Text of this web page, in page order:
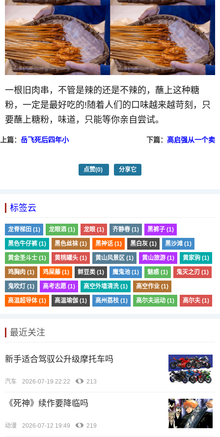
一根旧肉串，不管是辣的还是不辣的，蘸上这种糖
粉，一定是最好吃的!随着人们的口味越来越苛刻，只
要蘸上糖粉，味道，只能等你亲自尝试。
上篇： 岳飞死后四年小
下篇： 高启强从一个卖
点赞(0) 分享它
标签云
龙脊梯田 (1) 龙眼酒 (1) 龙眼 (1) 齐静春 (1) 黑裤子 (1)
黑色牛仔裤 (1) 黑色丝袜 (1) 黑神话 (1) 黑白灰 (1) 黑沙滩 (1)
黄金圣斗士 (1) 黄桃罐头 (1) 黄山风景区 (1) 黄山旅游 (1) 黄家驹 (1)
鸡胸肉 (1) 鸡屎藤 (1) 鲜豆类 (1) 魔鬼池 (1) 魅惑 (1) 鬼灭之刃 (1)
鬼吹灯 (1) 高考志愿 (1) 高空外墙清洗 (1) 高空作业 (1)
高温超导体 (1) 高温瑜伽 (1) 高州荔枝 (1) 高尔夫运动 (1) 高尔夫 (1)
最近关注
新手适合驾驭公升级摩托车吗
汽车 2026-07-19 22:22 213
《死神》续作要降临吗
动漫 2026-07-12 19:49 219